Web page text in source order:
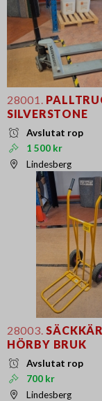
28001.
SILVERSTONE
Avslutat rop
1 500 kr
Lindesberg
28003.
HÖRBY BRUK
Avslutat rop
700 kr
Lindesberg